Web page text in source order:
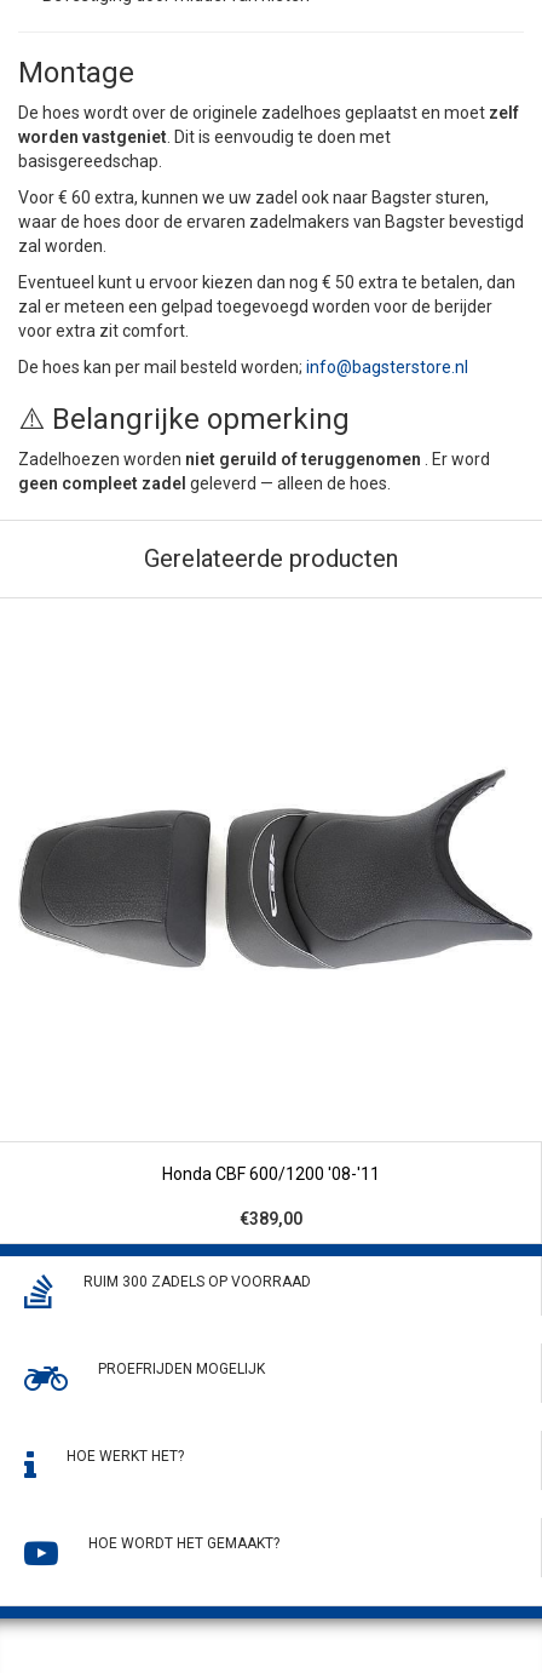
Montage
De hoes wordt over de originele zadelhoes geplaatst en moet zelf
worden vastgeniet . Dit is eenvoudig te doen met
basisgereedschap.
Voor € 60 extra, kunnen we uw zadel ook naar Bagster sturen,
waar de hoes door de ervaren zadelmakers van Bagster bevestigd
zal worden.
Eventueel kunt u ervoor kiezen dan nog € 50 extra te betalen, dan
zal er meteen een gelpad toegevoegd worden voor de berijder
voor extra zit comfort.
De hoes kan per mail besteld worden; info@bagsterstore.nl
⚠️ Belangrijke opmerking
Zadelhoezen worden niet geruild of teruggenomen . Er word
geen compleet zadel geleverd — alleen de hoes.
Gerelateerde producten
Honda CBF 600/1200 '08-'11
€389,00
RUIM 300 ZADELS OP VOORRAAD
PROEFRIJDEN MOGELIJK
HOE WERKT HET?
HOE WORDT HET GEMAAKT?